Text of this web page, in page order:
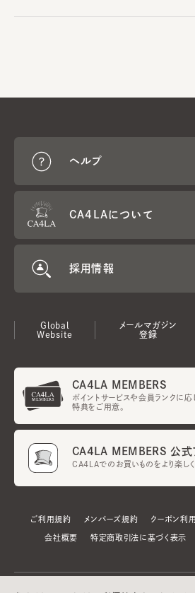
ヘルプ
CA4LAについて
採用情報
Global
Website
メールマガジン
登録
CA4LA MEMBERS
ポイントサービスや会員ランクに応
特典をご用意。
CA4LA MEMBERS 公式
CA4LAでのお買いものをより楽しく
ご利用規約 メンバーズ規約 クーポン利
会社概要 特定商取引法に基づく表示